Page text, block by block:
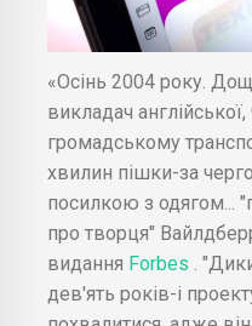
«Осінь 2004 року.
викладач
громадському
хвилин пішки-за
посилкою з одягом...
про творця"
видання Forbes .
дев'ять років-і